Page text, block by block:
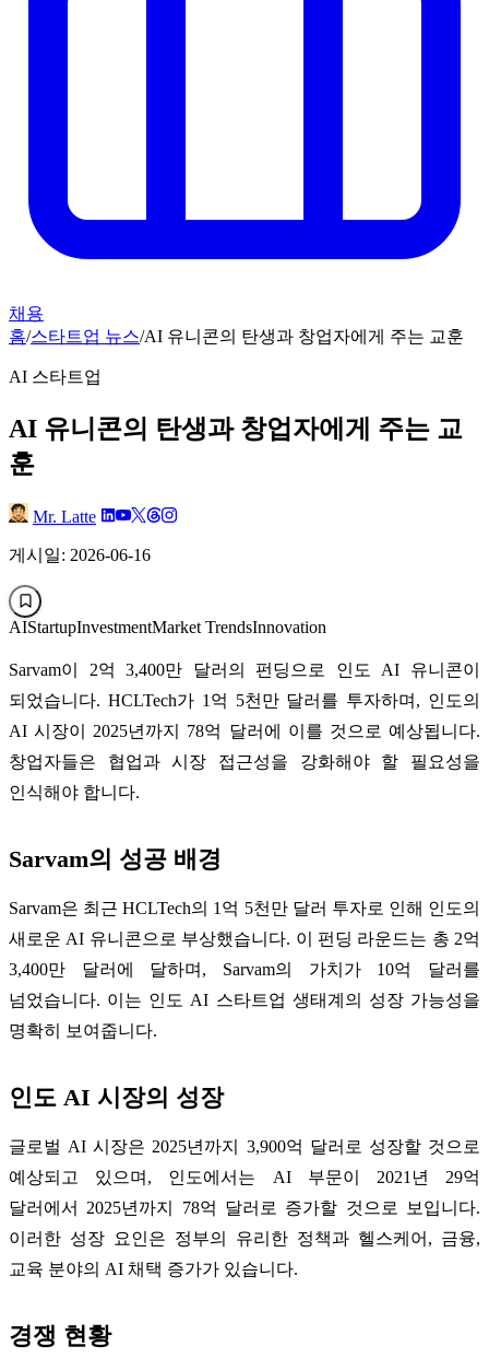
채용
홈/스타트업 뉴스/AI 유니콘의 탄생과 창업자에게 주는 교훈
AI 스타트업
AI 유니콘의 탄생과 창업자에게 주는 교
훈
Mr. Latte
게시일: 2026-06-16
AIStartupInvestmentMarket TrendsInnovation
Sarvam이 2억 3,400만 달러의 펀딩으로 인도 AI 유니콘이
되었습니다. HCLTech가 1억 5천만 달러를 투자하며, 인도의
AI 시장이 2025년까지 78억 달러에 이를 것으로 예상됩니다.
창업자들은 협업과 시장 접근성을 강화해야 할 필요성을
인식해야 합니다.
Sarvam의 성공 배경
Sarvam은 최근 HCLTech의 1억 5천만 달러 투자로 인해 인도의
새로운 AI 유니콘으로 부상했습니다. 이 펀딩 라운드는 총 2억
3,400만 달러에 달하며, Sarvam의 가치가 10억 달러를
넘었습니다. 이는 인도 AI 스타트업 생태계의 성장 가능성을
명확히 보여줍니다.
인도 AI 시장의 성장
글로벌 AI 시장은 2025년까지 3,900억 달러로 성장할 것으로
예상되고 있으며, 인도에서는 AI 부문이 2021년 29억
달러에서 2025년까지 78억 달러로 증가할 것으로 보입니다.
이러한 성장 요인은 정부의 유리한 정책과 헬스케어, 금융,
교육 분야의 AI 채택 증가가 있습니다.
경쟁 현황